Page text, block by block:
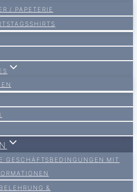
/ PAPETERIE
GESCHÄFTSBEDINGUNGEN MIT
&